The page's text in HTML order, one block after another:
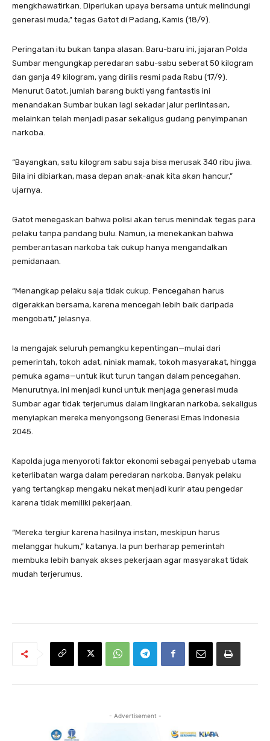
mengkhawatirkan. Diperlukan upaya bersama untuk melindungi
generasi muda,” tegas Gatot di Padang, Kamis (18/9).
Peringatan itu bukan tanpa alasan. Baru-baru ini, jajaran Polda
Sumbar mengungkap peredaran sabu-sabu seberat 50 kilogram
dan ganja 49 kilogram, yang dirilis resmi pada Rabu (17/9).
Menurut Gatot, jumlah barang bukti yang fantastis ini
menandakan Sumbar bukan lagi sekadar jalur perlintasan,
melainkan telah menjadi pasar sekaligus gudang penyimpanan
narkoba.
“Bayangkan, satu kilogram sabu saja bisa merusak 340 ribu jiwa.
Bila ini dibiarkan, masa depan anak-anak kita akan hancur,”
ujarnya.
Gatot menegaskan bahwa polisi akan terus menindak tegas para
pelaku tanpa pandang bulu. Namun, ia menekankan bahwa
pemberantasan narkoba tak cukup hanya mengandalkan
pemidanaan.
“Menangkap pelaku saja tidak cukup. Pencegahan harus
digerakkan bersama, karena mencegah lebih baik daripada
mengobati,” jelasnya.
Ia mengajak seluruh pemangku kepentingan—mulai dari
pemerintah, tokoh adat, niniak mamak, tokoh masyarakat, hingga
pemuka agama—untuk ikut turun tangan dalam pencegahan.
Menurutnya, ini menjadi kunci untuk menjaga generasi muda
Sumbar agar tidak terjerumus dalam lingkaran narkoba, sekaligus
menyiapkan mereka menyongsong Generasi Emas Indonesia
2045.
Kapolda juga menyoroti faktor ekonomi sebagai penyebab utama
keterlibatan warga dalam peredaran narkoba. Banyak pelaku
yang tertangkap mengaku nekat menjadi kurir atau pengedar
karena tidak memiliki pekerjaan.
“Mereka tergiur karena hasilnya instan, meskipun harus
melanggar hukum,” katanya. Ia pun berharap pemerintah
membuka lebih banyak akses pekerjaan agar masyarakat tidak
mudah terjerumus.
- Advertisement -